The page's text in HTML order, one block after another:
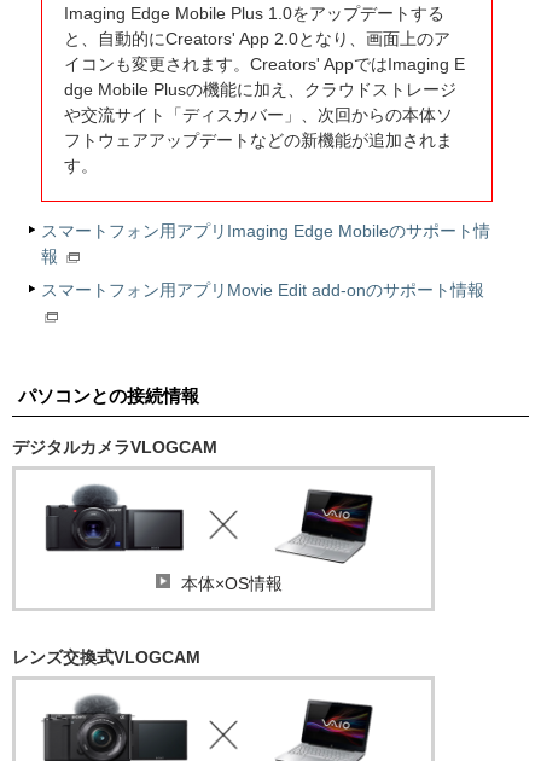
Imaging Edge Mobile Plus 1.0をアップデートする
と、自動的にCreators' App 2.0となり、画面上のア
イコンも変更されます。Creators' AppではImaging E
dge Mobile Plusの機能に加え、クラウドストレージ
や交流サイト「ディスカバー」、次回からの本体ソ
フトウェアアップデートなどの新機能が追加されま
す。
スマートフォン用アプリImaging Edge Mobileのサポート情
報
スマートフォン用アプリMovie Edit add-onのサポート情報
パソコンとの接続情報
デジタルカメラVLOGCAM
本体×OS情報
レンズ交換式VLOGCAM